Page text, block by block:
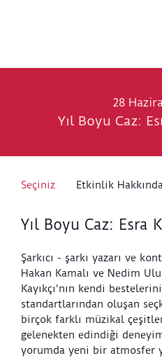
28
Yıl Boyu Caz:
Seçiniz Etkinlik
Yıl Boyu Caz: Esra
Şarkıcı - şarkı yazarı ve
Hakan Kamalı ve Nedim
Kayıkçı'nın kendi
standartlarından oluşan
birçok farklı müzikal
gelenekten edindiği
yorumda yeni bir atmosfer